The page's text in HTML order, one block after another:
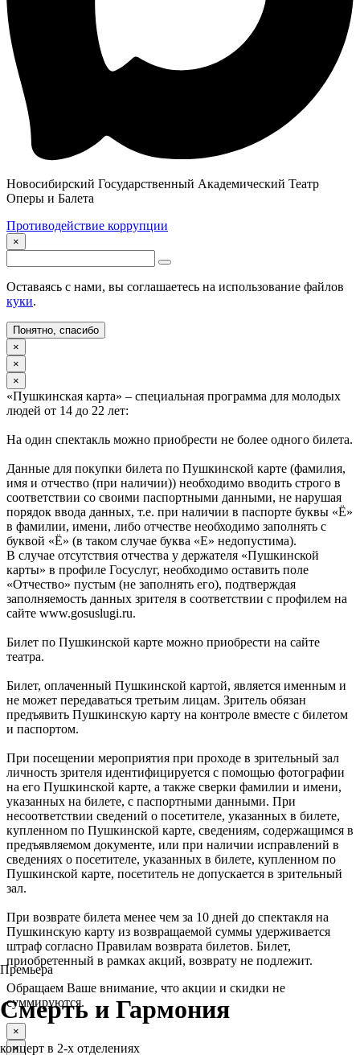
Премьера
Смерть и Гармония
концерт в 2-х отделениях
Новосибирский Государственный Академический Театр
Оперы и Балета
Противодействие коррупции
×
Оставаясь с нами, вы соглашаетесь на использование файлов
куки.
Понятно, спасибо
×
×
×
«Пушкинская карта» – специальная программа для молодых
людей от 14 до 22 лет:
На один спектакль можно приобрести не более одного билета.
Данные для покупки билета по Пушкинской карте (фамилия,
имя и отчество (при наличии)) необходимо вводить строго в
соответствии со своими паспортными данными, не нарушая
порядок ввода данных, т.е. при наличии в паспорте буквы «Ё»
в фамилии, имени, либо отчестве необходимо заполнять с
буквой «Ё» (в таком случае буква «Е» недопустима).
В случае отсутствия отчества у держателя «Пушкинской
карты» в профиле Госуслуг, необходимо оставить поле
«Отчество» пустым (не заполнять его), подтверждая
заполняемость данных зрителя в соответствии с профилем на
сайте www.gosuslugi.ru.
Билет по Пушкинской карте можно приобрести на сайте
театра.
Билет, оплаченный Пушкинской картой, является именным и
не может передаваться третьим лицам. Зритель обязан
предъявить Пушкинскую карту на контроле вместе с билетом
и паспортом.
При посещении мероприятия при проходе в зрительный зал
личность зрителя идентифицируется с помощью фотографии
на его Пушкинской карте, а также сверки фамилии и имени,
указанных на билете, с паспортными данными. При
несоответствии сведений о посетителе, указанных в билете,
купленном по Пушкинской карте, сведениям, содержащимся в
предъявляемом документе, или при наличии исправлений в
сведениях о посетителе, указанных в билете, купленном по
Пушкинской карте, посетитель не допускается в зрительный
зал.
При возврате билета менее чем за 10 дней до спектакля на
Пушкинскую карту из возвращаемой суммы удерживается
штраф согласно Правилам возврата билетов. Билет,
приобретенный в рамках акций, возврату не подлежит.
Обращаем Ваше внимание, что акции и скидки не
суммируются.
×
×